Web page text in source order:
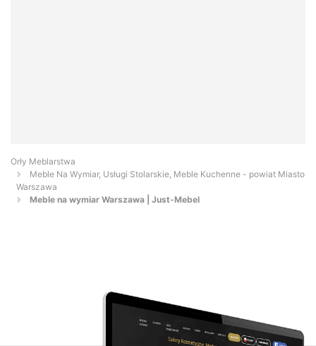
Orły Meblarstwa
Meble Na Wymiar, Usługi Stolarskie, Meble Kuchenne - powiat Miasto
Warszawa
Meble na wymiar Warszawa | Just-Mebel